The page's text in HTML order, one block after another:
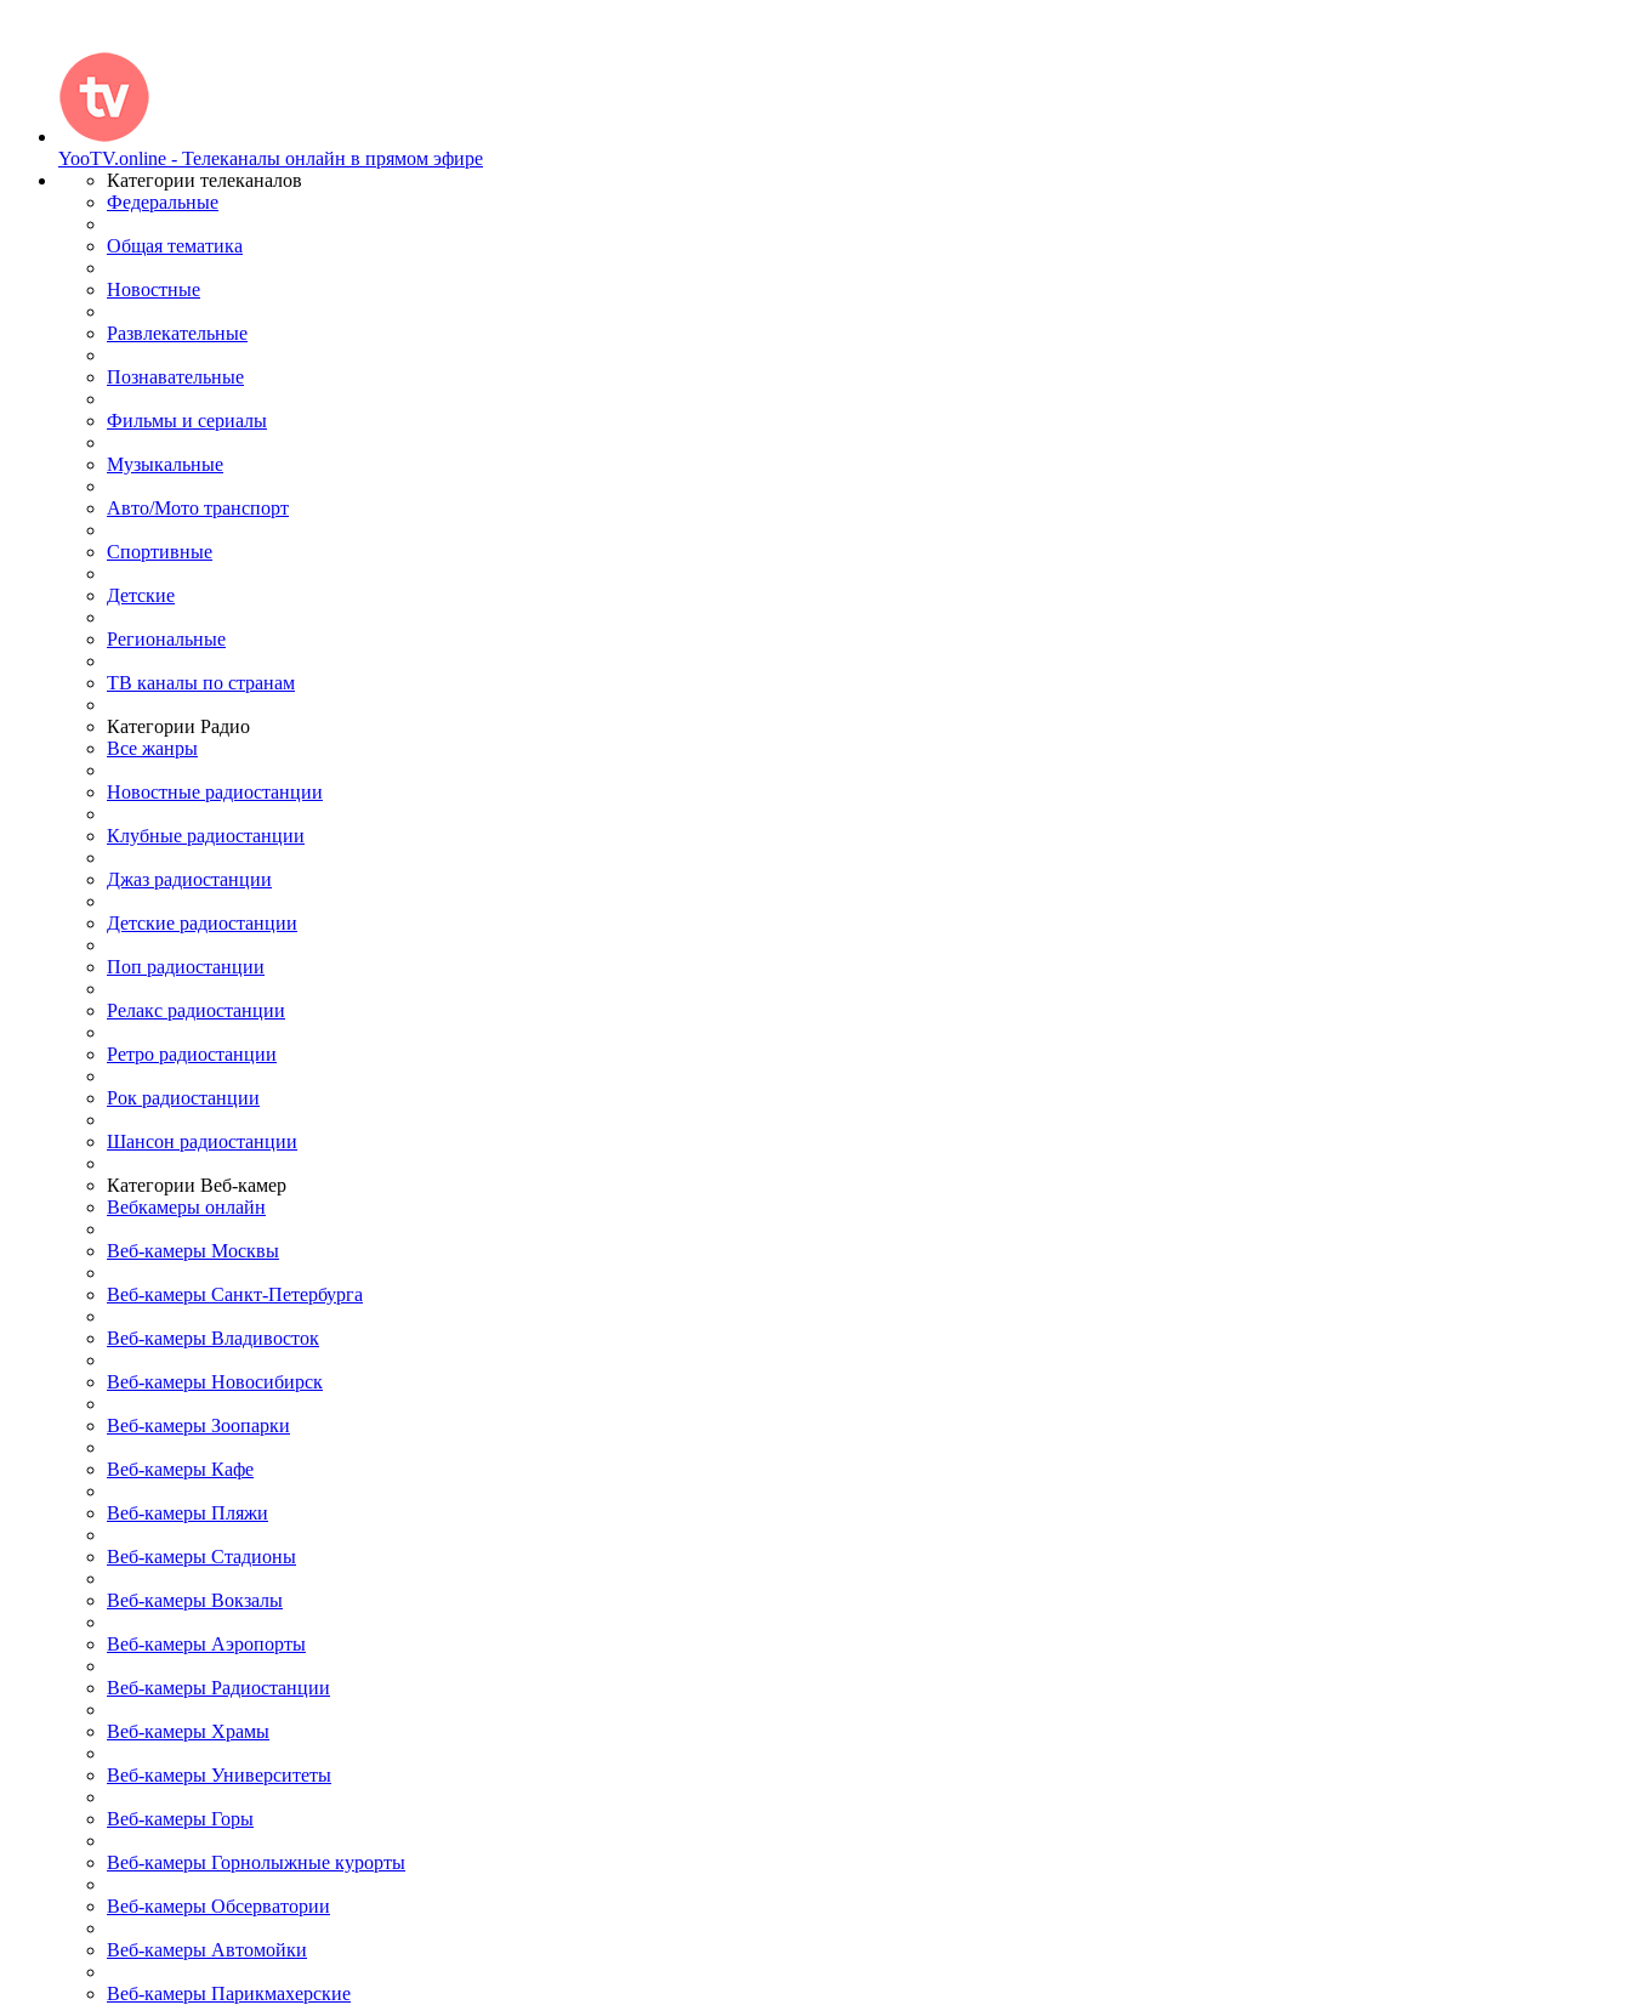
YooTV.online - Телеканалы онлайн в прямом эфире
Категории телеканалов
Федеральные
Общая тематика
Новостные
Развлекательные
Познавательные
Фильмы и сериалы
Музыкальные
Авто/Мото транспорт
Спортивные
Детские
Региональные
ТВ каналы по странам
Категории Радио
Все жанры
Новостные радиостанции
Клубные радиостанции
Джаз радиостанции
Детские радиостанции
Поп радиостанции
Релакс радиостанции
Ретро радиостанции
Рок радиостанции
Шансон радиостанции
Категории Веб-камер
Вебкамеры онлайн
Веб-камеры Москвы
Веб-камеры Санкт-Петербурга
Веб-камеры Владивосток
Веб-камеры Новосибирск
Веб-камеры Зоопарки
Веб-камеры Кафе
Веб-камеры Пляжи
Веб-камеры Стадионы
Веб-камеры Вокзалы
Веб-камеры Аэропорты
Веб-камеры Радиостанции
Веб-камеры Храмы
Веб-камеры Университеты
Веб-камеры Горы
Веб-камеры Горнолыжные курорты
Веб-камеры Обсерватории
Веб-камеры Автомойки
Веб-камеры Парикмахерские